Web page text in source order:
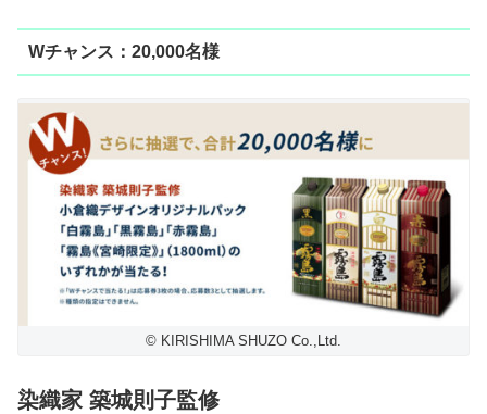
Wチャンス：20,000名様
© KIRISHIMA SHUZO Co.,Ltd.
染織家 築城則子監修